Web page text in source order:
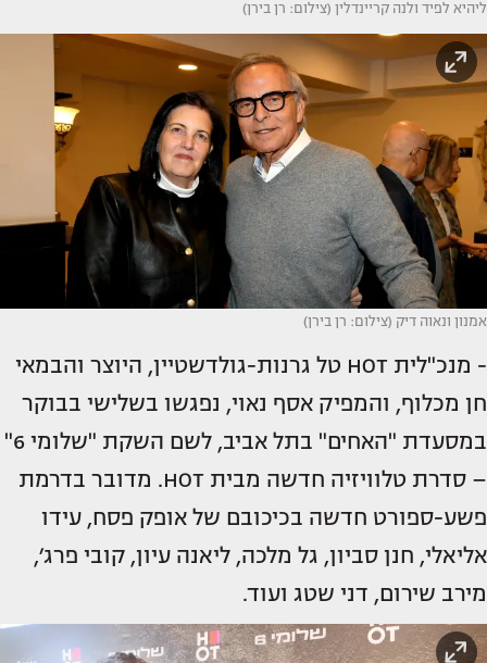
ליהיא לפיד ולנה קריינדלין (צילום: רן בירן)
אמנון ונאוה דיק (צילום: רן בירן)
- מנכ"לית HOT טל גרנות-גולדשטיין, היוצר והבמאי
חן מכלוף, והמפיק אסף נאוי, נפגשו בשלישי בבוקר
במסעדת "האחים" בתל אביב, לשם השקת "שלומי 6"
– סדרת טלוויזיה חדשה מבית HOT. מדובר בדרמת
פשע-ספורט חדשה בכיכובם של אופק פסח, עידו
אליאלי, חנן סביון, גל מלכה, ליאנה עיון, קובי פרג׳,
מירב שירום, דני שטג ועוד.